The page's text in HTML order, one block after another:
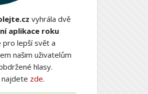
vyhrála dvě
aplikace roku
pro lepší svět a
našim uživatelům
hlasy.
zde.